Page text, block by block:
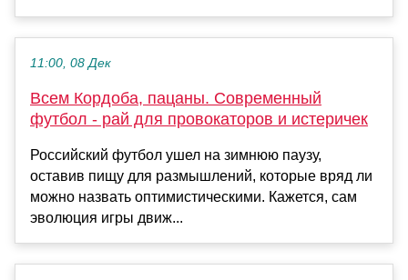
11:00, 08 Дек
Всем Кордоба, пацаны. Современный
футбол - рай для провокаторов и истеричек
Российский футбол ушел на зимнюю паузу,
оставив пищу для размышлений, которые вряд ли
можно назвать оптимистическими. Кажется, сам
эволюция игры движ...